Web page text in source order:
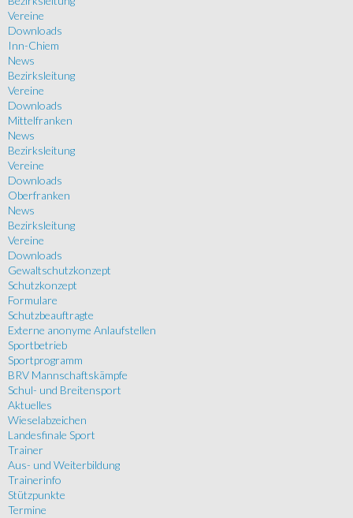
Vereine
Downloads
Inn-Chiem
News
Bezirksleitung
Vereine
Downloads
Mittelfranken
News
Bezirksleitung
Vereine
Downloads
Oberfranken
News
Bezirksleitung
Vereine
Downloads
Gewaltschutzkonzept
Schutzkonzept
Formulare
Schutzbeauftragte
Externe anonyme Anlaufstellen
Sportbetrieb
Sportprogramm
BRV Mannschaftskämpfe
Schul- und Breitensport
Aktuelles
Wieselabzeichen
Landesfinale Sport
Trainer
Aus- und Weiterbildung
Trainerinfo
Stützpunkte
Termine